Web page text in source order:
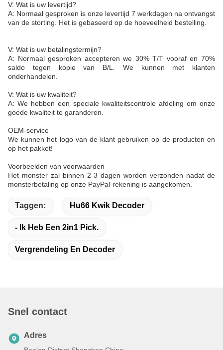
V: Wat is uw levertijd?
A: Normaal gesproken is onze levertijd 7 werkdagen na ontvangst
van de storting. Het is gebaseerd op de hoeveelheid bestelling.
V: Wat is uw betalingstermijn?
A: Normaal gesproken accepteren we 30% T/T vooraf en 70%
saldo tegen kopie van B/L. We kunnen met klanten
onderhandelen.
V: Wat is uw kwaliteit?
A: We hebben een speciale kwaliteitscontrole afdeling om onze
goede kwaliteit te garanderen.
OEM-service
We kunnen het logo van de klant gebruiken op de producten en
op het pakket!
Voorbeelden van voorwaarden
Het monster zal binnen 2-3 dagen worden verzonden nadat de
monsterbetaling op onze PayPal-rekening is aangekomen.
Taggen: Hu66 Kwik Decoder
- Ik Heb Een 2in1 Pick.
Vergrendeling En Decoder
Snel contact
Adres